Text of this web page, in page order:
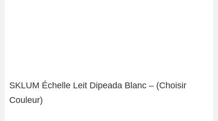
SKLUM Échelle Leit Dipeada Blanc – (Choisir
Couleur)